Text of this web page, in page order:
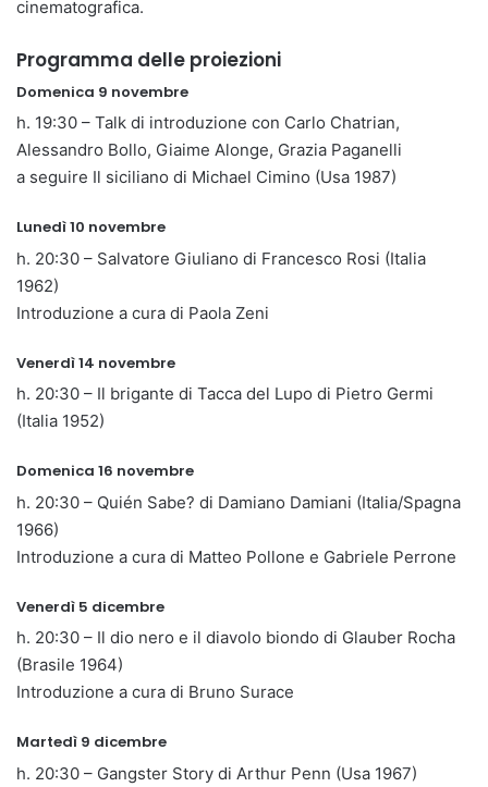
cinematografica.
Programma delle proiezioni
Domenica 9 novembre
h. 19:30 – Talk di introduzione con Carlo Chatrian,
Alessandro Bollo, Giaime Alonge, Grazia Paganelli
a seguire Il siciliano di Michael Cimino (Usa 1987)
Lunedì 10 novembre
h. 20:30 – Salvatore Giuliano di Francesco Rosi (Italia
1962)
Introduzione a cura di Paola Zeni
Venerdì 14 novembre
h. 20:30 – Il brigante di Tacca del Lupo di Pietro Germi
(Italia 1952)
Domenica 16 novembre
h. 20:30 – Quién Sabe? di Damiano Damiani (Italia/Spagna
1966)
Introduzione a cura di Matteo Pollone e Gabriele Perrone
Venerdì 5 dicembre
h. 20:30 – Il dio nero e il diavolo biondo di Glauber Rocha
(Brasile 1964)
Introduzione a cura di Bruno Surace
Martedì 9 dicembre
h. 20:30 – Gangster Story di Arthur Penn (Usa 1967)